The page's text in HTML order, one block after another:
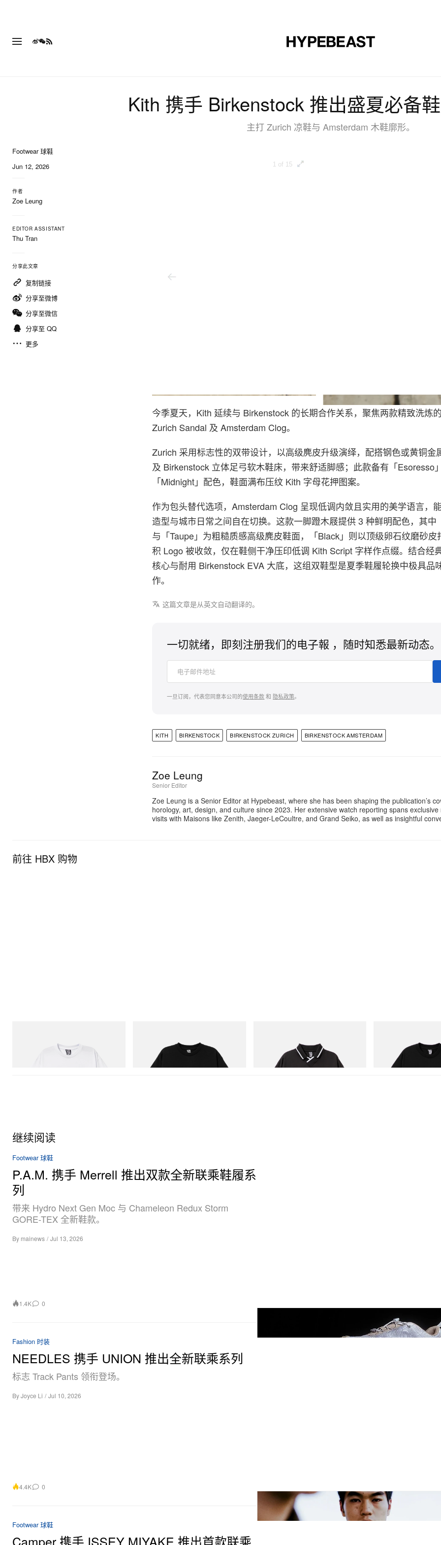
Kith 携手 Birkenstock 推出盛夏必备
主打 Zurich 凉鞋与 Amsterdam 木鞋廓形。
Footwear 球鞋
Jun 12, 2026
作者
Zoe Leung
EDITOR ASSISTANT
Thu Tran
分享此文章
复制链接
分享至微博
分享至微信
分享至 QQ
更多
1 of 15
今季夏天，Kith 延续与 Birkenstock 的长期合作关系，聚焦两款精致洗炼的
Zurich Sandal 及 Amsterdam Clog。
Zurich 采用标志性的双带设计，以高级麂皮升级演绎，配搭钢色或黄铜金
及 Birkenstock 立体足弓软木鞋床，带来舒适脚感；此款备有「Esoresso
「Midnight」配色，鞋面满布压纹 Kith 字母花押图案。
作为包头替代选项，Amsterdam Clog 呈现低调内敛且实用的美学语言，
造型与城市日常之间自在切换。这款一脚蹬木屐提供 3 种鲜明配色，其中
与「Taupe」为粗糙质感高级麂皮鞋面，「Black」则以顶级卵石纹磨砂皮
积 Logo 被收敛，仅在鞋侧干净压印低调 Kith Script 字样作点缀。结合经
核心与耐用 Birkenstock EVA 大底，这组双鞋型是夏季鞋履轮换中极具品
作。
这篇文章是从英文自动翻译的。
一切就绪，即刻注册我们的电子報 ，随时知悉最新动态。
一旦订阅，代表您同意本公司的使用条款和 隐私政策。
KITH BIRKENSTOCK BIRKENSTOCK ZURICH BIRKENSTOCK AMSTERDAM
Zoe Leung
Senior Editor
Zoe Leung is a Senior Editor at Hypebeast, where she has been shaping the publication’s
horology, art, design, and culture since 2023. Her extensive watch reporting spans
visits with Maisons like Zenith, Jaeger-LeCoultre, and Grand Seiko, as well as insightful
前往 HBX 购物
Billionaire Boys Club X Initial D Cotton T-
立刻购入
立刻购入
BILLIONAIRE BOYS
COTTON T-SHIRT #1
立刻购入
继续阅读
Footwear 球鞋
P.A.M. 携手 Merrell 推出双款全新联乘鞋履系
列
带来 Hydro Next Gen Moc 与 Chameleon Redux Storm
GORE-TEX 全新鞋款。
By mainews / Jul 13, 2026
1.4K 0
Fashion 时装
NEEDLES 携手 UNION 推出全新联乘系列
标志 Track Pants 领衔登场。
ByJoyce Li / Jul 10, 2026
4.4K 0
Footwear 球鞋
Camper 携手 ISSEY MIYAKE 推出首款联乘